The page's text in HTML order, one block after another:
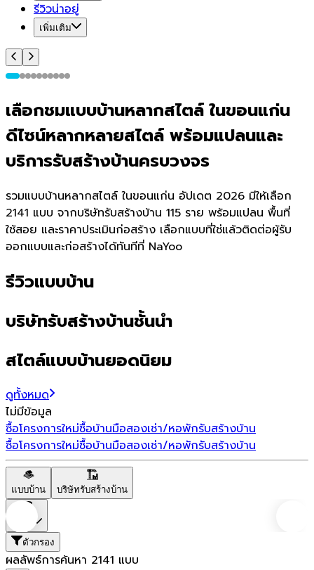
รีวิวน่าอยู่
เพิ่มเติม
เลือกชมแบบบ้านหลากสไตล์ ในขอนแก่น
ดีไซน์หลากหลายสไตล์ พร้อมแปลนและ
บริการรับสร้างบ้านครบวงจร
รวมแบบบ้านหลากสไตล์ ในขอนแก่น อัปเดต 2026 มีให้เลือก
2141 แบบ จากบริษัทรับสร้างบ้าน 115 ราย พร้อมแปลน พื้นที่
ใช้สอย และราคาประเมินก่อสร้าง เลือกแบบที่ใช่แล้วติดต่อผู้รับ
ออกแบบและก่อสร้างได้ทันทีที่ NaYoo
รีวิวแบบบ้าน
บริษัทรับสร้างบ้านชั้นนำ
สไตล์แบบบ้านยอดนิยม
ดูทั้งหมด
ไม่มีข้อมูล
ซื้อโครงการใหม่ซื้อบ้านมือสองเช่า/หอพักรับสร้างบ้าน
ซื้อโครงการใหม่ซื้อบ้านมือสองเช่า/หอพักรับสร้างบ้าน
แบบบ้าน บริษัทรับสร้างบ้าน
ตัวกรอง
ผลลัพธ์การค้นหา 2141 แบบ